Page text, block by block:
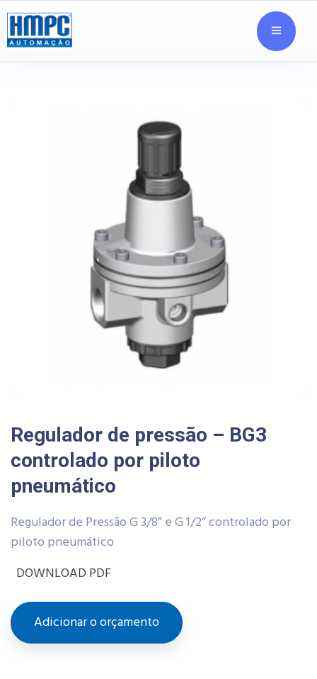
Regulador de pressão – BG3
controlado por piloto
pneumático
Regulador de Pressão G 3/8” e G 1/2” controlado por
piloto pneumático
DOWNLOAD PDF
Adicionar o orçamento